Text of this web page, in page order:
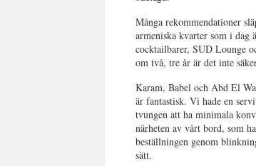
Många rekommendationer
armeniska kvarter som i dag
cocktailbarer, SUD Lounge
om två, tre år är det inte
Karam, Babel och Abd El
är fantastisk.Vi hade en
tvungen att ha minimala
närheten av vårt bord, som
beställningen genom
sätt.